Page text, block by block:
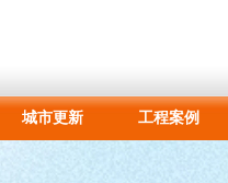
城市更新 工程案例